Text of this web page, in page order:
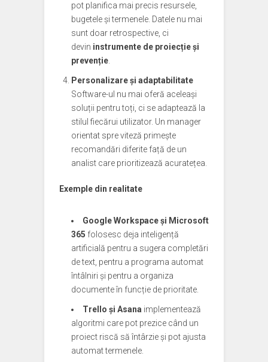
pot planifica mai precis resursele,
bugetele și termenele. Datele nu mai
sunt doar retrospective, ci
devin instrumente de proiecție și
prevenție
Personalizare și adaptabilitate
Software-ul nu mai oferă aceleași
soluții pentru toți, ci se adaptează la
stilul fiecărui utilizator. Un manager
orientat spre viteză primește
recomandări diferite față de un
analist care prioritizează acuratețea.
Exemple din realitate
Google Workspace și Microsoft
365 folosesc deja inteligență
artificială pentru a sugera completări
de text, pentru a programa automat
întâlniri și pentru a organiza
documente în funcție de prioritate.
Trello și Asana implementează
algoritmi care pot prezice când un
proiect riscă să întârzie și pot ajusta
automat termenele.